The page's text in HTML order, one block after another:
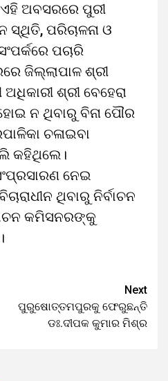
ଏହି ଅବସରରେ ପୁରୀ
ସ୍ଥିତି, ପରିଚାଳନା ଓ
ପଚାରି
ଜିଲ୍ଲାପାଳ ଶ୍ରୀ
ଅଧିକାରୀ ଶ୍ରୀ ବେହେରା
ନ ଥିବାରୁ ବିନା ପୌର
ଚଳାଇବା
କହିଥିଲେ।
ନେଇ
ଥିବାରୁ ନିର୍ବାଚନ
କମିସନରଙ୍କୁ
Next
ପୁରୁଷୋତ୍ତମପୁରକୁ ଫେରୁଛନ୍ତି
ଡଃ.ଦୀପକ କୁମାର ମିଶ୍ର